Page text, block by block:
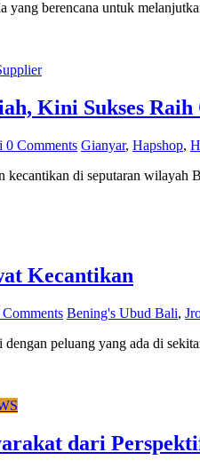
yang berencana untuk
Kini Sukses
0 Comments Gianyar, Hapshop,
di seputaran wilayah
Kecantikan
Comments Bening's Ubud Bali,
peluang yang ada di
dari